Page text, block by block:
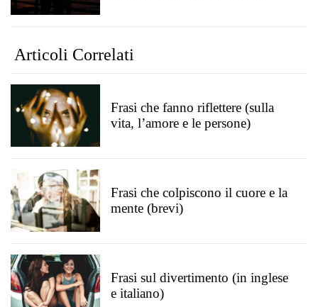
Articoli Correlati
Frasi che fanno riflettere (sulla
vita, l’amore e le persone)
Frasi che colpiscono il cuore e la
mente (brevi)
Frasi sul divertimento (in inglese
e italiano)